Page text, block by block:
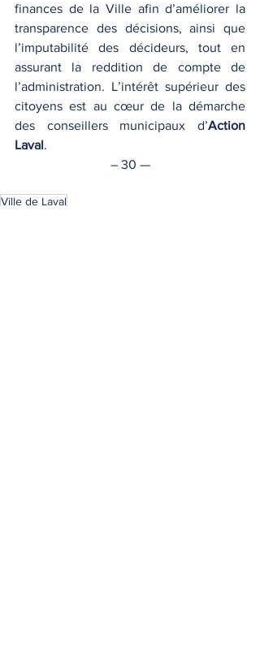
finances de la Ville afin d’améliorer la
transparence des décisions, ainsi que
l’imputabilité des décideurs, tout en
assurant la reddition de compte de
l’administration. L’intérêt supérieur des
citoyens est au cœur de la démarche
des conseillers municipaux d’Action
Laval.
– 30 —
Ville de Laval